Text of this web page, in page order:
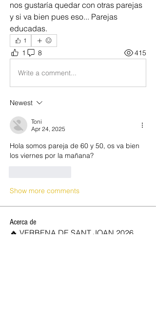
nos gustaría quedar con otras parejas
y si va bien pues eso... Parejas
educadas.
1
1 8 415
Write a comment...
Newest
Toni
Apr 24, 2025
Hola somos pareja de 60 y 50, os va bien
los viernes por la mañana?
Show more comments
Acerca de
🔥 VERBENA DE SANT JOAN 2026,